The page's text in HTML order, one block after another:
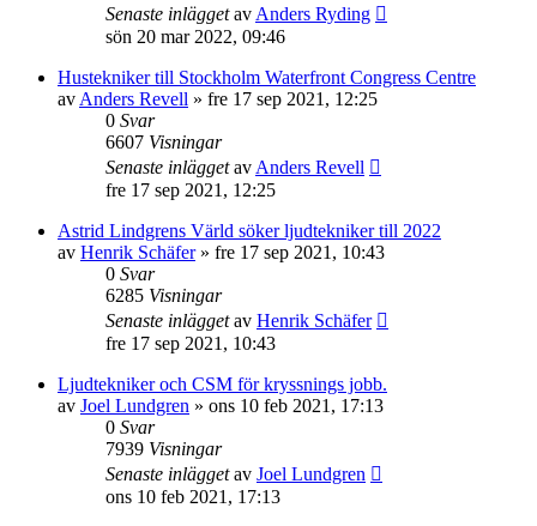
Senaste inläggetav Anders Ryding
sön 20 mar 2022, 09:46
Hustekniker till Stockholm Waterfront Congress Centre
av Anders Revell » fre 17 sep 2021, 12:25
0 Svar
6607 Visningar
Senaste inläggetav Anders Revell
fre 17 sep 2021, 12:25
Astrid Lindgrens Värld söker ljudtekniker till 2022
av Henrik Schäfer» fre 17 sep 2021, 10:43
0 Svar
6285 Visningar
Senaste inläggetav Henrik Schäfer
fre 17 sep 2021, 10:43
Ljudtekniker och CSM för kryssnings jobb.
av Joel Lundgren » ons 10 feb 2021, 17:13
0 Svar
7939 Visningar
Senaste inläggetav Joel Lundgren
ons 10 feb 2021, 17:13